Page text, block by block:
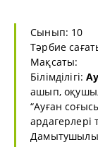
Сынып: 10
Тәрбие
Мақсаты:
Білімділігі:
ашып,
“Ауған
ардагерлері